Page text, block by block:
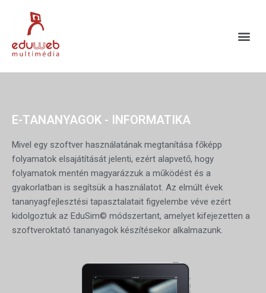
E-TANANYAGOK - INFORMATIKA
Mivel egy szoftver használatának megtanítása főképp
folyamatok elsajátítását jelenti, ezért alapvető, hogy
folyamatok mentén magyarázzuk a működést és a
gyakorlatban is segítsük a használatot. Az elmúlt évek
tananyagfejlesztési tapasztalatait figyelembe véve ezért
kidolgoztuk az EduSim© módszertant, amelyet kifejezetten a
szoftveroktató tananyagok készítésekor alkalmazunk.